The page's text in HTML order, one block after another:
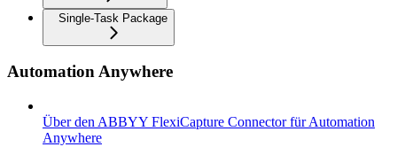
Single-Task Package
Automation Anywhere
Über den ABBYY FlexiCapture Connector für Automation
Anywhere